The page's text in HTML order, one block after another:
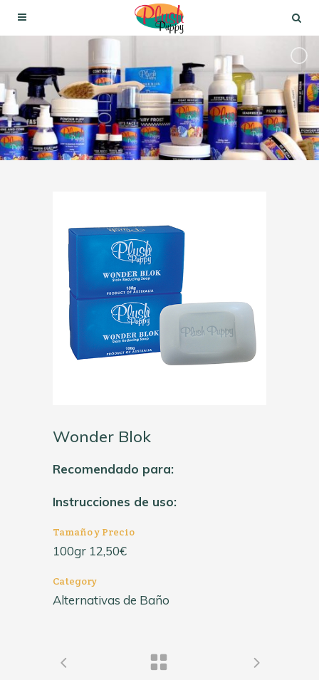
Wonder Blok
Recomendado para:
Instrucciones de uso:
Tamaño y Precio
100gr 12,50€
Category
Alternativas de Baño